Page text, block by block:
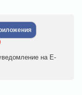
на E-